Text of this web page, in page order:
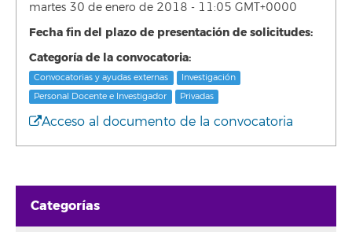
martes 30 de enero de 2018 - 11:05 GMT+0000
Fecha fin del plazo de presentación de solicitudes:
Categoría de la convocatoria:
Convocatorias y ayudas externas
Investigación
Personal Docente e Investigador
Privadas
Acceso al documento de la convocatoria
Categorías